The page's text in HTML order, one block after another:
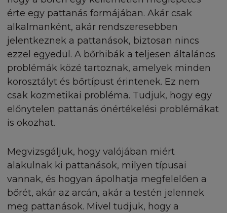
Megoldás a bőrére
Hidratálás
Bőrhibák
Bőrpír
A száraz bőr táplálása
Atópiára hajlamos bőr
Bőrápolás
Pszichológia
Táplálás
érte egy pattanás formájában. Akár csak
alkalmanként, akár rendszeresebben
jelentkeznek a pattanások, biztosan nincs
ezzel egyedül. A bőrhibák a teljesen általános
problémák közé tartoznak, amelyek minden
korosztályt és bőrtípust érintenek. Ez nem
csak kozmetikai probléma. Tudjuk, hogy egy
előnytelen pattanás önértékelési problémákat
is okozhat.
Megvizsgáljuk, hogy valójában miért
alakulnak ki pattanások, milyen típusai
vannak, és hogyan ápolhatja megfelelően a
bőrét, akár az arcán, akár a testén jelennek
meg pattanások. Mivel tudjuk, hogy a
kárra vonatkozó felelősséget.
A HONLAPHOZ KAPCSOLÓDÓ
A honlapon közzétett linkek a Felhasználót más
partnerek honlapjaira vezethetik. A L'Oréal nem
ellenőrizte, nem tekintette át azokat a
amelyeket az övéhez kapcsoltak, sem azok
sem az ott található információkat, és elhárít
ezen honlapok tartalmából, azoknak a
honlapoknak a Felhasználó által történő
felhasználó egyedüli felelősségi körébe tartozik.
Előfordulhat, hogy a honlapon a L'Oréaltól
módosítás történik, ezért - ha a törvény másként
rendelkezik - a L'Oréal semmilyen természetű
nem vállal az Ön előtt megjelenő weboldalai